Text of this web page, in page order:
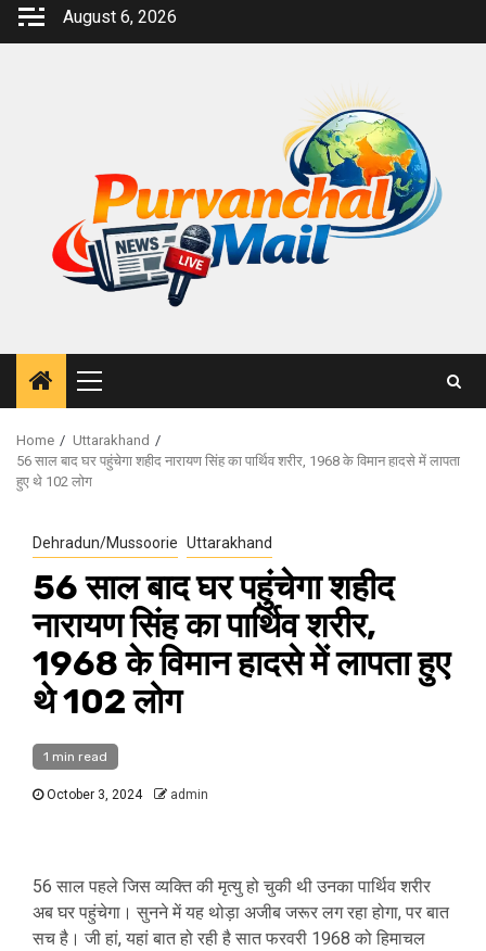
Skip
August 6, 2026
Primary
Menu
Home
Uttarakhand
56 साल बाद घर पहुंचेगा शहीद नारायण सिंह का पार्थिव शरीर, 1968 के विमान हादसे में लापता
हुए थे 102 लोग
Dehradun/Mussoorie Uttarakhand
56 साल बाद घर पहुंचेगा शहीद
नारायण सिंह का पार्थिव शरीर,
1968 के विमान हादसे में लापता हुए
थे 102 लोग
1 min read
October 3, 2024 admin
56 साल पहले जिस व्यक्ति की मृत्यु हो चुकी थी उनका पार्थिव शरीर
अब घर पहुंचेगा। सुनने में यह थोड़ा अजीब जरूर लग रहा होगा, पर बात
सच है। जी हां, यहां बात हो रही है सात फरवरी 1968 को हिमाचल